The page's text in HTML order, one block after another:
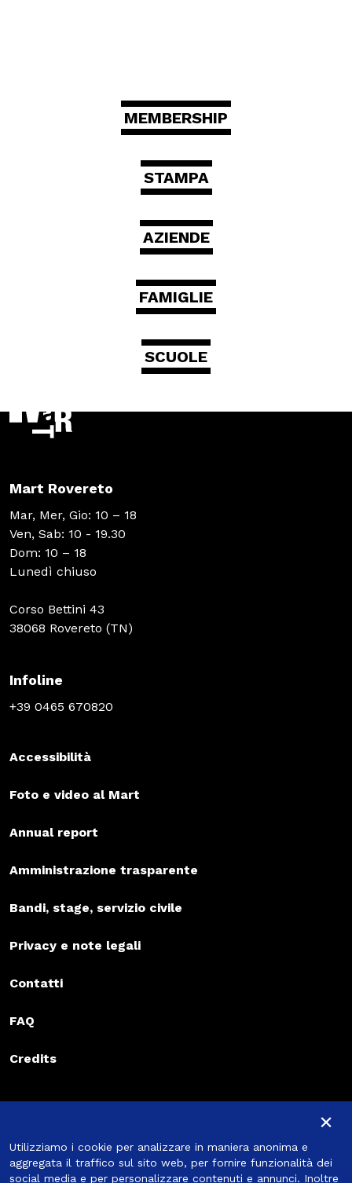
MEMBERSHIP
STAMPA
AZIENDE
FAMIGLIE
SCUOLE
Mart Rovereto
Mar, Mer, Gio: 10 – 18
Ven, Sab: 10 - 19.30
Dom: 10 – 18
Lunedì chiuso
Corso Bettini 43
38068 Rovereto (TN)
Infoline
+39 0465 670820
Accessibilità
Foto e video al Mart
Annual report
Amministrazione trasparente
Bandi, stage, servizio civile
Privacy e note legali
Contatti
FAQ
Credits
Iscriviti alla newsletter
Iscriviti
Utilizziamo i cookie per analizzare in maniera anonima e
aggregata il traffico sul sito web, per fornire funzionalità dei
social media e per personalizzare contenuti e annunci. Inoltre
×